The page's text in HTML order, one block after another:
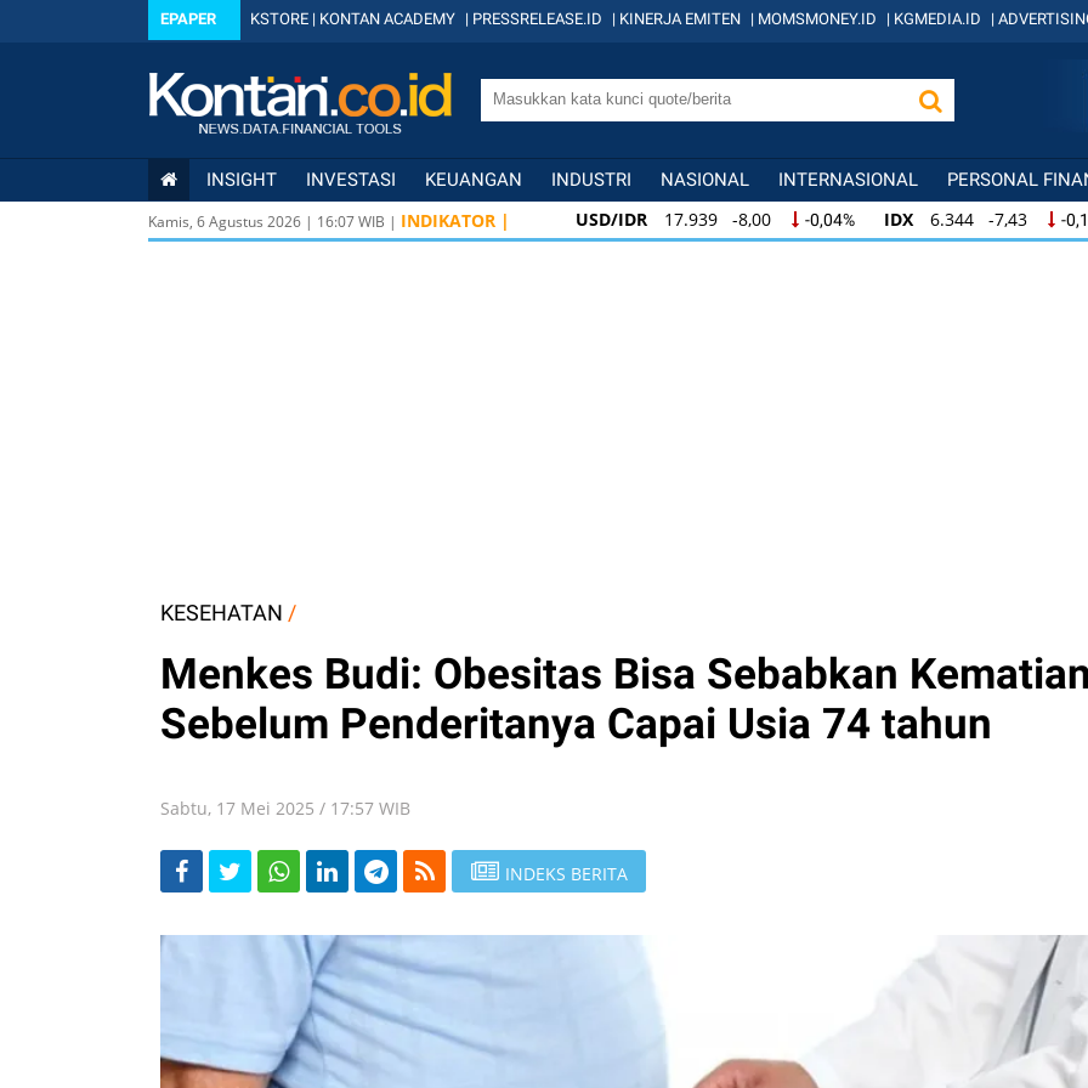
EPAPER KSTORE | KONTAN ACADEMY | PRESSRELEASE.ID | KINERJA EMITEN | MOMSMONEY.ID | KGMEDIA.ID |
INSIGHT INVESTASI KEUANGAN INDUSTRI NASIONAL INTERNASIONAL PERSONAL
Kamis, 6 Agustus 2026 | 16:07WIB | INDIKATOR | USD/IDR 17.939 -8,00 -0,04% IDX 6.344 -7,43 -
USD/IDR 17.939 -8,00 -0,04% IDX 6.344 -7,43 -
KESEHATAN /
Menkes Budi: Obesitas Bisa Sebabkan
Sebelum Penderitanya Capai Usia 74 tahun
Sabtu, 17 Mei 2025 / 17:57 WIB
INDEKS BERITA